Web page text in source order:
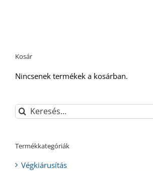
Kosár
Nincsenek termékek a kosárban.
Keresés...
Termékkategóriák
Végkiárusítás